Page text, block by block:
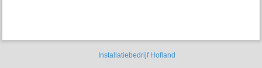
Installatiebedrijf Hofland